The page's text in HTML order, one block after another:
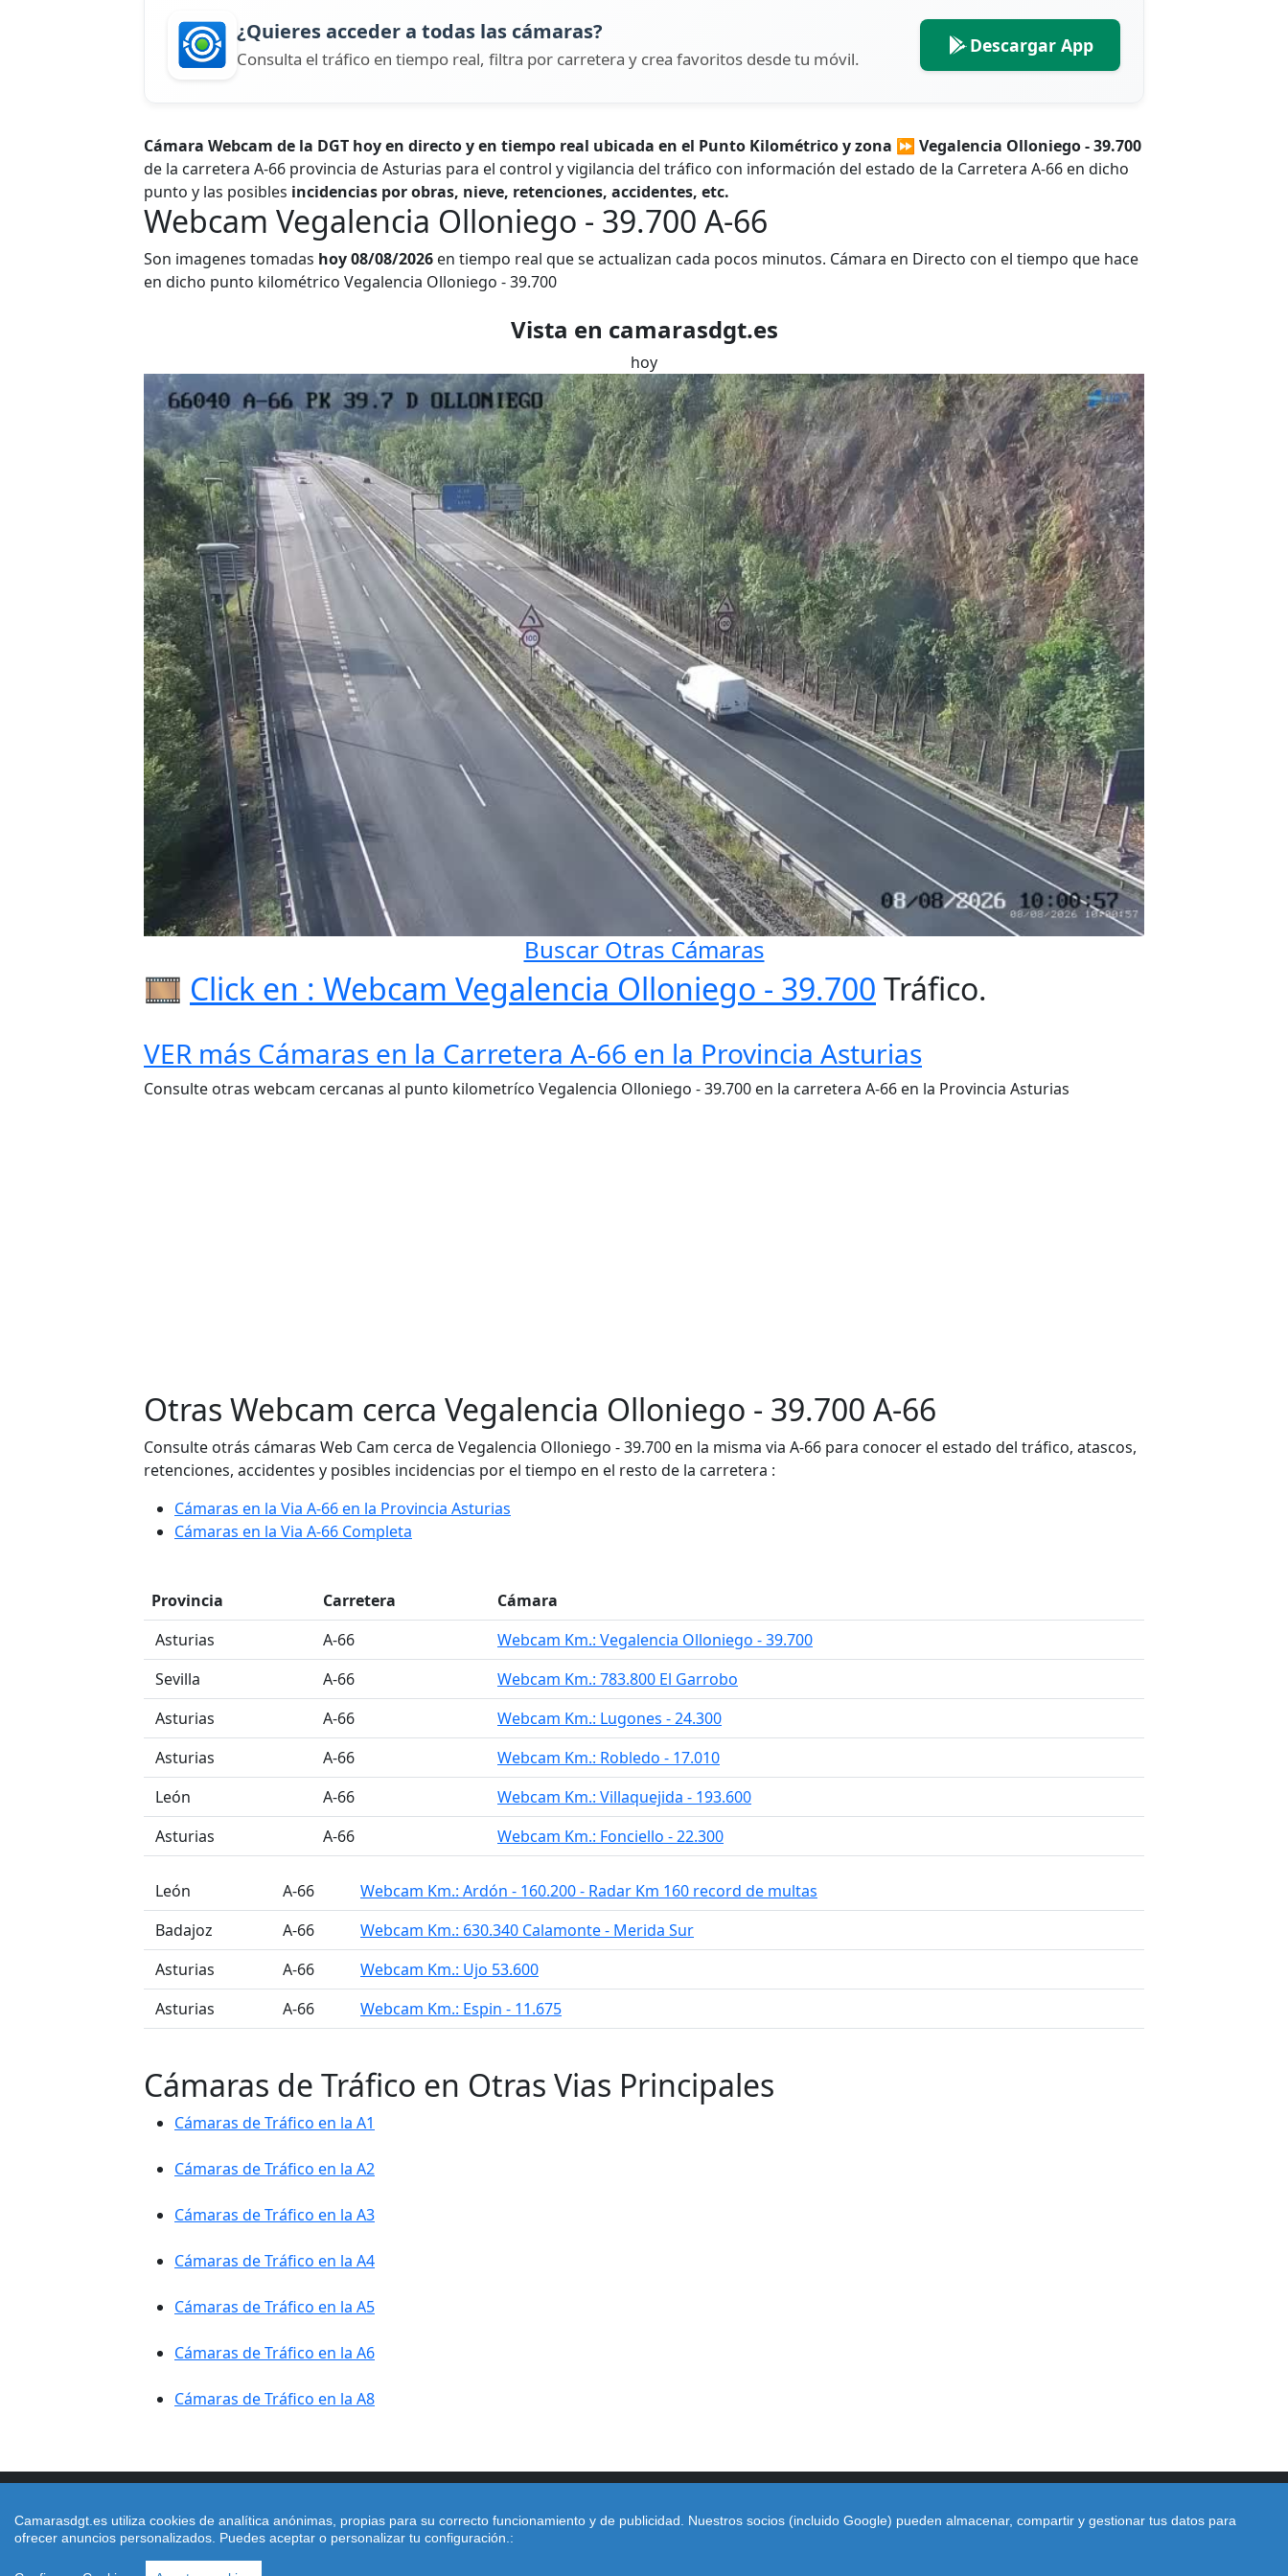
¿Quieres acceder a todas las cámaras?
Consulta el tráfico en tiempo real, filtra por carretera y crea favoritos desde tu móvil.
Descargar App
Cámara Webcam de la DGT hoy en directo y en tiempo real ubicada en el Punto Kilométrico y zona ⏩ Vegalencia Olloniego - 39.700
de la carretera A-66 provincia de Asturias para el control y vigilancia del tráfico con información del estado de la Carretera A-66 en dicho
punto y las posibles incidencias por obras, nieve, retenciones, accidentes, etc.
Webcam Vegalencia Olloniego - 39.700 A-66
Son imagenes tomadas hoy 08/08/2026 en tiempo real que se actualizan cada pocos minutos. Cámara en Directo con el tiempo que hace
en dicho punto kilométrico Vegalencia Olloniego - 39.700
Vista en camarasdgt.es
hoy
Buscar Otras Cámaras
🎞️ Click en : Webcam Vegalencia Olloniego - 39.700 Tráfico.
VER más Cámaras en la Carretera A-66 en la Provincia Asturias
Consulte otras webcam cercanas al punto kilometríco Vegalencia Olloniego - 39.700 en la carretera A-66 en la Provincia Asturias
Otras Webcam cerca Vegalencia Olloniego - 39.700 A-66
Consulte otrás cámaras Web Cam cerca de Vegalencia Olloniego - 39.700 en la misma via A-66 para conocer el estado del tráfico, atascos,
retenciones, accidentes y posibles incidencias por el tiempo en el resto de la carretera :
Cámaras en la Via A-66 en la Provincia Asturias
Cámaras en la Via A-66 Completa
Provincia Carretera
Cámara
󠁭󠁶󠁳󠁣󠁿 Asturias
A-66
Webcam Km.: Vegalencia Olloniego - 39.700
󠁭󠁶󠁳󠁣󠁿 Sevilla
A-66
Webcam Km.: 783.800 El Garrobo
󠁭󠁶󠁳󠁣󠁿 Asturias
A-66
Webcam Km.: Lugones - 24.300
󠁭󠁶󠁳󠁣󠁿 Asturias
A-66
Webcam Km.: Robledo - 17.010
󠁭󠁶󠁳󠁣󠁿 León
A-66
Webcam Km.: Villaquejida - 193.600
󠁭󠁶󠁳󠁣󠁿 Asturias
A-66 Webcam Km.: Fonciello - 22.300
󠁭󠁶󠁳󠁣󠁿 León A-66
Webcam Km.: Ardón - 160.200 - Radar Km 160 record de multas
󠁭󠁶󠁳󠁣󠁿 Badajoz
A-66
Webcam Km.: 630.340 Calamonte - Merida Sur
󠁭󠁶󠁳󠁣󠁿 Asturias
A-66
Webcam Km.: Ujo 53.600
󠁭󠁶󠁳󠁣󠁿 Asturias
A-66 Webcam Km.: Espin - 11.675
Cámaras de Tráfico en Otras Vias Principales
Cámaras de Tráfico en la A1
Cámaras de Tráfico en la A2
Cámaras de Tráfico en la A3
Cámaras de Tráfico en la A4
Cámaras de Tráfico en la A5
Cámaras de Tráfico en la A6
Cámaras de Tráfico en la A8
Copyright © https://www.camarasdgt.es/ 2026 |Política de Cookies|Aviso Legal|Camaras DGT Madrid| Camaras DGT Huesca|Camaras DGT
Camarasdgt.es utiliza cookies de analítica anónimas, propias para su correcto funcionamiento y de publicidad. Nuestros socios (incluido Google) pueden almacenar, compartir y gestionar tus datos para
ofrecer anuncios personalizados. Puedes aceptar o personalizar tu configuración.: